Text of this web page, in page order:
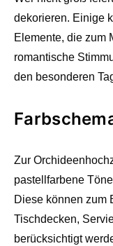
dekorieren. Einige
Elemente, die zum
romantische
den besonderen
Zur
pastellfarbene
Diese können zum
Tischdecken,
berücksichtigt